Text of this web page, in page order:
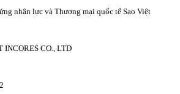
nhân lực và Thương mại quốc tế Sao Việt
INCORES CO., LTD